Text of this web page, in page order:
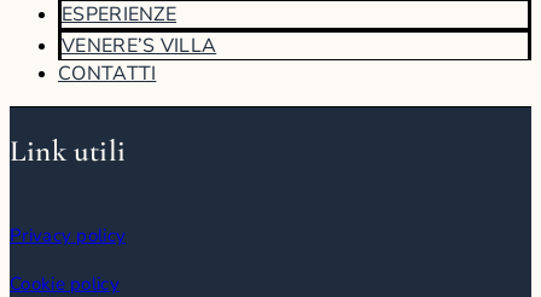
ESPERIENZE
VENERE’S VILLA
CONTATTI
Link utili
Privacy policy
Cookie policy